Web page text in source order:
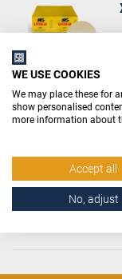
€ 6,50
WE USE COOKIES
We may place these for
show personalised
more information about
Accept all
No, adjust